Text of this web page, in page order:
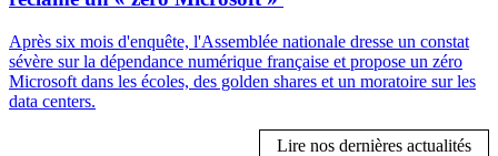
Après six mois d'enquête, l'Assemblée nationale dresse un constat
sévère sur la dépendance numérique française et propose un zéro
Microsoft dans les écoles, des golden shares et un moratoire sur les
data centers.
Lire nos dernières actualités